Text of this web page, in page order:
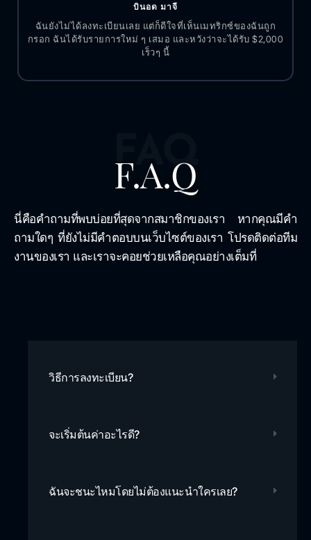
บินอด มาจี
ฉันยังไม่ได้ลงทะเบียนเลย แต่ก็ดีใจที่เห็นเมทริกซ์ของฉันถูก
กรอก ฉันได้รับรายการใหม่ ๆ เสมอ และหวังว่าจะได้รับ $2,000
เร็วๆ นี้
FAQ
F.A.Q
นี่คือคำถามที่พบบ่อยที่สุดจากสมาชิกของเรา หากคุณมีคำ
ถามใดๆ ที่ยังไม่มีคำตอบบนเว็บไซต์ของเรา โปรดติดต่อทีม
งานของเรา และเราจะคอยช่วยเหลือคุณอย่างเต็มที่
วิธีการลงทะเบียน?
จะเริ่มต้นค่าอะไรดี?
ฉันจะชนะไหมโดยไม่ต้องแนะนำใครเลย?